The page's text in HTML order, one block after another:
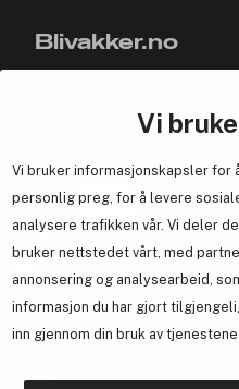
Vi
Vi bruker informasjonskapsler for
personlig preg, for å levere
analysere trafikken vår. Vi deler
bruker nettstedet vårt, med
annonsering og analysearbeid,
informasjon du har gjort
inn gjennom din bruk av
Blivakker.no
Bli medlem helt gratis - få
Samarbeid med oss
En del avBrandsdal Group
her.